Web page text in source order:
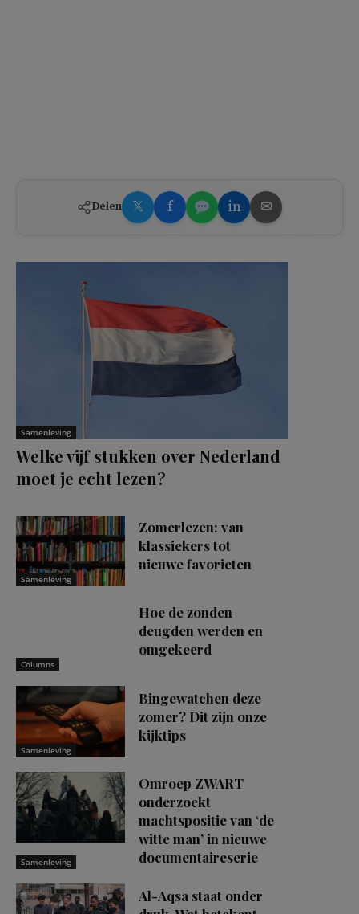
Delen 𝕏 f in ✉
Samenleving
Welke vijf stukken over Nederland
moet je echt lezen?
Samenleving
Zomerlezen: van
klassiekers tot
nieuwe favorieten
Columns
Hoe de zonden
deugden werden en
omgekeerd
Samenleving
Bingewatchen deze
zomer? Dit zijn onze
kijktips
Samenleving
Omroep ZWART
onderzoekt
machtspositie van ‘de
witte man’ in nieuwe
documentaireserie
Al-Aqsa staat onder